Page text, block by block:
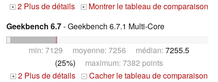
+ 2 Plus de détails + Montrer le tableau de comparaison
Geekbench 6.7- Geekbench 6.7.1 Multi-Core
min: 7129 moyenne: 7256 médian: 7255.5
(25%) maximum: 7382 points
+ 2 Plus de détails - Cacher le tableau de comparaison